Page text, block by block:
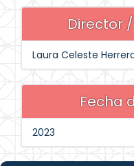
Director
Laura Celeste
Fecha
2023